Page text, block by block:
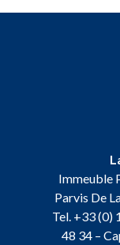
Immeuble
Parvis De
Tel. +33 (0)
48 34 –